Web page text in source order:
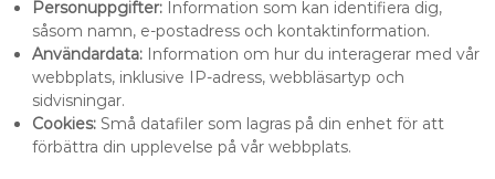
Personuppgifter:Information som kan identifiera dig,
såsom namn, e-postadress och kontaktinformation.
Användardata:Information om hur du interagerar med vår
webbplats, inklusive IP-adress, webbläsartyp och
sidvisningar.
Cookies:Små datafiler som lagras på din enhet för att
förbättra din upplevelse på vår webbplats.